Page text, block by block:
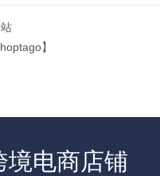
】
境电商店铺